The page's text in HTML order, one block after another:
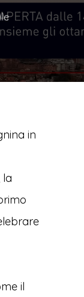
in
la
il